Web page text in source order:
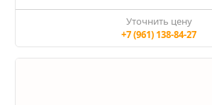
Уточнить цену
+7 (961) 138-84-27